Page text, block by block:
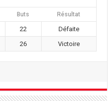
Buts Résultat
22
Défaite
26 Victoire